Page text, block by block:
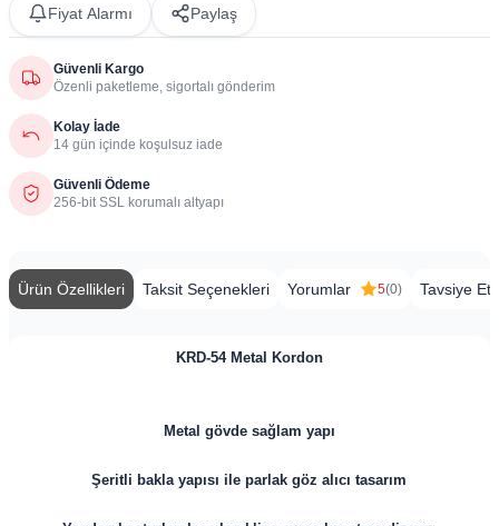
Fiyat Alarmı Paylaş
Güvenli Kargo
Özenli paketleme, sigortalı gönderim
Kolay İade
14 gün içinde koşulsuz iade
Güvenli Ödeme
256-bit SSL korumalı altyapı
Ürün Özellikleri Taksit Seçenekleri Yorumlar 5(0) Tavsiye Et
​​​KRD-54 Metal Kordon
Metal gövde sağlam yapı
Şeritli bakla yapısı ile parlak göz alıcı tasarım